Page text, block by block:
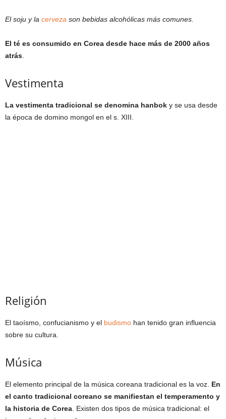
El soju y la cerveza son bebidas alcohólicas más comunes.
El té es consumido en Corea desde hace más de 2000 años
atrás
Vestimenta
La vestimenta tradicional se denomina hanbok y se usa desde
la época de domino mongol en el s. XIII.
Religión
El taoísmo, confucianismo y el budismo han tenido gran influencia
sobre su cultura.
Música
El elemento principal de la música coreana tradicional es la voz. En
el canto tradicional coreano se manifiestan el temperamento y
la historia de Corea . Existen dos tipos de música tradicional: el